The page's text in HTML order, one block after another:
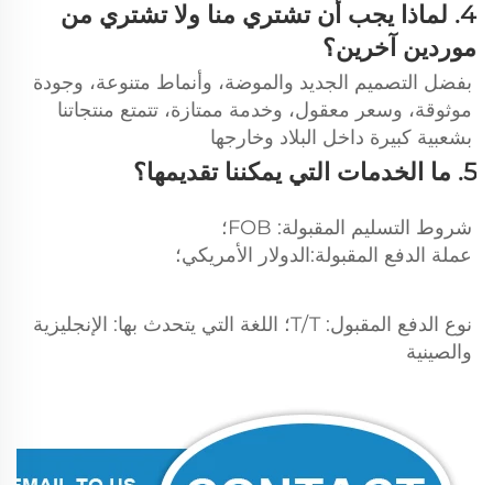
موردين آخرين؟
بشعبية كبيرة داخل البلاد وخارجها
5. ما الخدمات التي يمكننا تقديمها؟
شروط التسليم المقبولة: FOB؛
عملة الدفع المقبولة:الدولار الأمريكي؛
والصينية